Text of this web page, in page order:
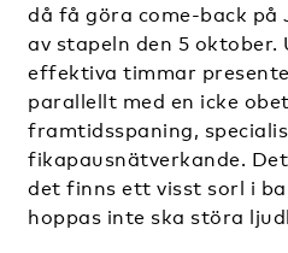
då få göra come-back på
av stapeln den 5 oktober.
effektiva timmar
parallellt med en icke
framtidsspaning,
fikapausnätverkande.
det finns ett visst sorl i
hoppas inte ska störa